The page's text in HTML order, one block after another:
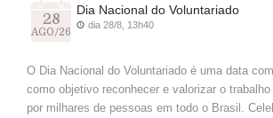
28
AGO/26
Dia Nacional do Voluntariado
dia 28/8, 13h40
O Dia Nacional do Voluntariado é uma data
como objetivo reconhecer e valorizar o
por milhares de pessoas em todo o Brasil.